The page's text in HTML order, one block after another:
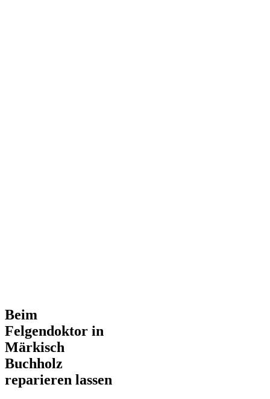
Beim
Felgendoktor in
Märkisch
Buchholz
reparieren lassen